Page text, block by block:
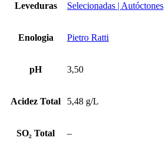
Leveduras Selecionadas | Autóctones
Enologia Pietro Ratti
pH 3,50
Acidez Total 5,48 g/L
SO₂ Total –